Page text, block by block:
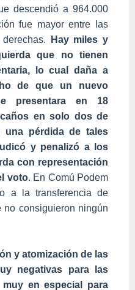
descendió a 964.000
fue mayor entre las
Hay miles y
que no tienen
lo cual daña a
de que un nuevo
presentara en 18
en solo dos de
pérdida de tales
y penalizó a los
con representación
voto. En Comú Podem
a la transferencia de
no consiguieron ningún
y atomización de las
negativas para las
en especial para